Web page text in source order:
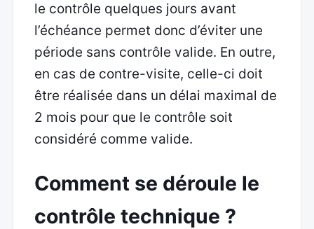
le contrôle quelques jours avant
l’échéance permet donc d’éviter une
période sans contrôle valide. En outre,
en cas de contre-visite, celle-ci doit
être réalisée dans un délai maximal de
2 mois pour que le contrôle soit
considéré comme valide.
Comment se déroule le
contrôle technique ?